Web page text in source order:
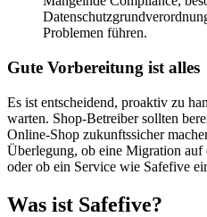
Problemen führen.
Gute Vorbereitung ist alles
Es ist entscheidend, proaktiv zu
warten. Shop-Betreiber sollten
Online-Shop zukunftssicher
Überlegung, ob eine Migration auf
oder ob ein Service wie Safefive
Was ist Safefive?